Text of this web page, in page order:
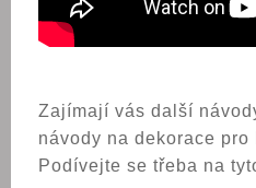
Zajímají vás další
návody na dekorace
Podívejte se třeba na